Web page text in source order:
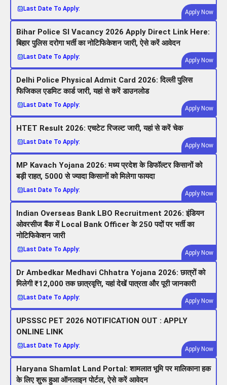
Last Date To Apply:
Apply Now
Bihar Police SI Vacancy 2026 Apply Direct Link Here:
बिहार पुलिस दरोगा भर्ती का नोटिफिकेशन जारी, ऐसे करें आवेदन
Last Date To Apply:
Apply Now
Delhi Police Physical Admit Card 2026: दिल्ली पुलिस
फिजिकल एडमिट कार्ड जारी, यहां से करें डाउनलोड
Last Date To Apply:
Apply Now
HTET Result 2026: एचटेट रिजल्ट जारी, यहां से करें चेक
Last Date To Apply:
Apply Now
MP Kavach Yojana 2026: मध्य प्रदेश के डिफॉल्टर किसानों को
बड़ी राहत, 5000 से ज्यादा किसानों को मिलेगा फायदा
Last Date To Apply:
Apply Now
Indian Overseas Bank LBO Recruitment 2026: इंडियन
ओवरसीज बैंक में Local Bank Officer के 250 पदों पर भर्ती का
नोटिफिकेशन जारी
Last Date To Apply:
Apply Now
Dr Ambedkar Medhavi Chhatra Yojana 2026: छात्रों को
मिलेगी ₹12,000 तक छात्रवृत्ति, यहां देखें पात्रता और पूरी जानकारी
Last Date To Apply:
Apply Now
UPSSSC PET 2026 NOTIFICATION OUT : APPLY
ONLINE LINK
Last Date To Apply:
Apply Now
Haryana Shamlat Land Portal: शामलात भूमि पर मालिकाना हक
के लिए शुरू हुआ ऑनलाइन पोर्टल, ऐसे करें आवेदन